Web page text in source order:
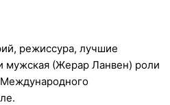
режиссура, лучшие
мужская (Жерар Ланвен) роли
Международного